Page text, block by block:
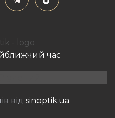
час
від sinoptik.ua